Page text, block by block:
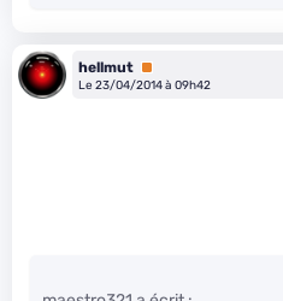
hellmut Premium
Le 23/04/2014 à 09h42